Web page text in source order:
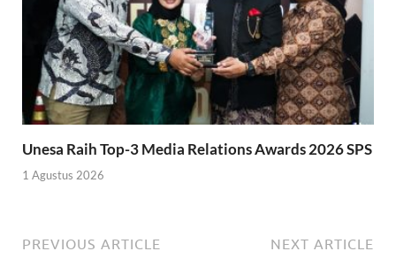
Unesa Raih Top-3 Media Relations Awards 2026 SPS
1 Agustus 2026
PREVIOUS ARTICLE NEXT ARTICLE